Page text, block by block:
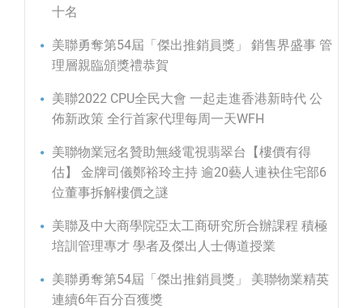
十名
美聯勇奪第54屆「傑出推銷員獎」 銷售界盛事 管
理層親臨頒獎禮恭賀
美聯2022 CPU全民大會 一起走進香港新時代 公
佈新政策 全行首家代理每周一天WFH
美聯物業冠名贊助無綫電視翡翠台【樓價有得
估】 金牌司儀鄭裕玲主持 逾20藝人連袂住宅部6
位董事拆解樓價之謎
美聯及中大商學院亞太工商研究所合辦課程 積極
培訓管理專才 學者及傑出人士傳道授業
美聯勇奪第54屆「傑出推銷員獎」 美聯物業精英
連續6年百分百獲獎